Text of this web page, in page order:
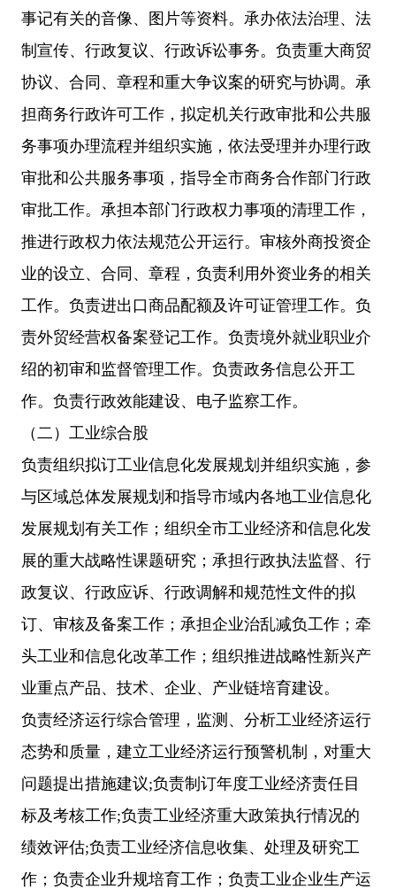
事记有关的音像、图片等资料。承办依法治理、法
制宣传、行政复议、行政诉讼事务。负责重大商贸
协议、合同、章程和重大争议案的研究与协调。承
担商务行政许可工作，拟定机关行政审批和公共服
务事项办理流程并组织实施，依法受理并办理行政
审批和公共服务事项，指导全市商务合作部门行政
审批工作。承担本部门行政权力事项的清理工作，
推进行政权力依法规范公开运行。审核外商投资企
业的设立、合同、章程，负责利用外资业务的相关
工作。负责进出口商品配额及许可证管理工作。负
责外贸经营权备案登记工作。负责境外就业职业介
绍的初审和监督管理工作。负责政务信息公开工
作。负责行政效能建设、电子监察工作。
（二）工业综合股
负责组织拟订工业信息化发展规划并组织实施，参
与区域总体发展规划和指导市域内各地工业信息化
发展规划有关工作；组织全市工业经济和信息化发
展的重大战略性课题研究；承担行政执法监督、行
政复议、行政应诉、行政调解和规范性文件的拟
订、审核及备案工作；承担企业治乱减负工作；牵
头工业和信息化改革工作；组织推进战略性新兴产
业重点产品、技术、企业、产业链培育建设。
负责经济运行综合管理，监测、分析工业经济运行
态势和质量，建立工业经济运行预警机制，对重大
问题提出措施建议;负责制订年度工业经济责任目
标及考核工作;负责工业经济重大政策执行情况的
绩效评估;负责工业经济信息收集、处理及研究工
作；负责企业升规培育工作；负责工业企业生产运